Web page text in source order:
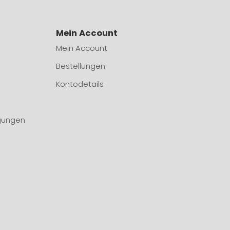
Mein Account
Mein Account
Bestellungen
Kontodetails